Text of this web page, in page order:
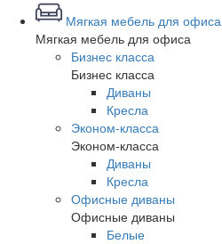
Мягкая мебель для офиса
Мягкая мебель для офиса
Бизнес класса
Бизнес класса
Диваны
Кресла
Эконом-класса
Эконом-класса
Диваны
Кресла
Офисные диваны
Офисные диваны
Белые